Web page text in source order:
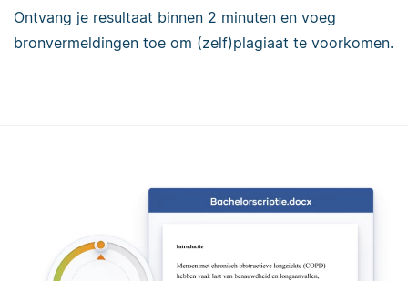
Ontvang je resultaat binnen 2 minuten en voeg
bronvermeldingen toe om (zelf)plagiaat te voorkomen.